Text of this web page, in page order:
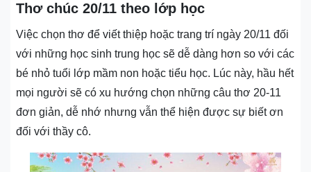
Thơ chúc 20/11 theo lớp học
Việc chọn thơ để viết thiệp hoặc trang trí ngày 20/11 đối
với những học sinh trung học sẽ dễ dàng hơn so với các
bé nhỏ tuổi lớp mầm non hoặc tiểu học. Lúc này, hầu hết
mọi người sẽ có xu hướng chọn những câu thơ 20-11
đơn giản, dễ nhớ nhưng vẫn thể hiện được sự biết ơn
đối với thầy cô.